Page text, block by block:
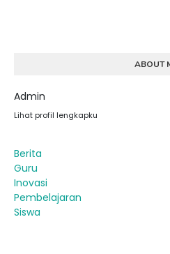
ABOUT
Admin
Lihat profil lengkapku
Berita
Guru
Inovasi
Pembelajaran
Siswa